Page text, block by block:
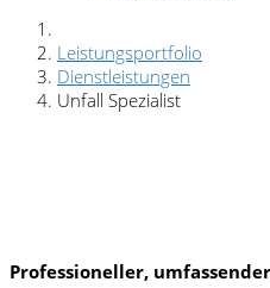
Leistungsportfolio
Dienstleistungen
Unfall Spezialist
Professioneller,